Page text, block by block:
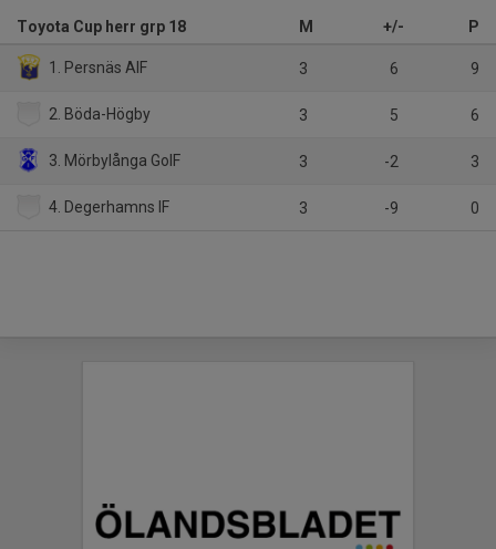
Toyota Cup herr grp 18 M +/- P
1. Persnäs AIF 3 6 9
2. Böda-Högby 3 5 6
3. Mörbylånga GoIF 3 -2 3
4. Degerhamns IF 3 -9 0